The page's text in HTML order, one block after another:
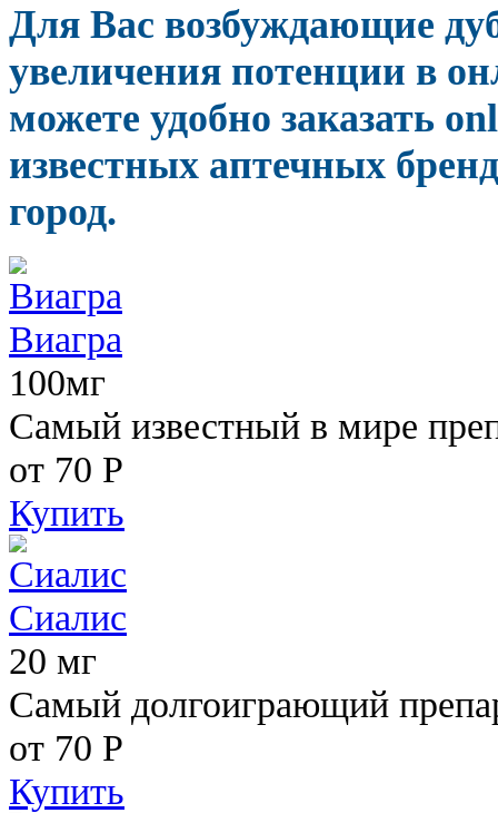
Для Вас возбуждающие
увеличения потенции в
можете удобно заказать
известных аптечных
город.
Виагра
100мг
Самый известный в мире
от 70 Р
Купить
Сиалис
20 мг
Самый долгоиграющий
от 70 Р
Купить